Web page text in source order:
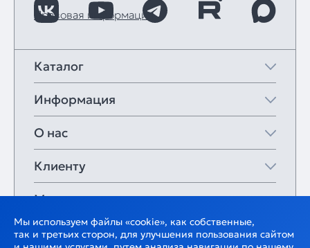
Правовая информация
Каталог
Информация
О нас
Клиенту
Мои закладки
Мы используем файлы «cookie», как собственные,
так и третьих сторон, для улучшения пользования сайтом